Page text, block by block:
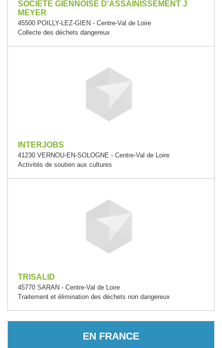
SOCIETE GIENNOISE D'ASSAINISSEMENT J
MEYER
45500 POILLY-LEZ-GIEN - Centre-Val de Loire
Collecte des déchets dangereux
INTERJOBS
41230 VERNOU-EN-SOLOGNE - Centre-Val de Loire
Activités de soutien aux cultures
TRISALID
45770 SARAN - Centre-Val de Loire
Traitement et élimination des déchets non dangereux
EN FRANCE